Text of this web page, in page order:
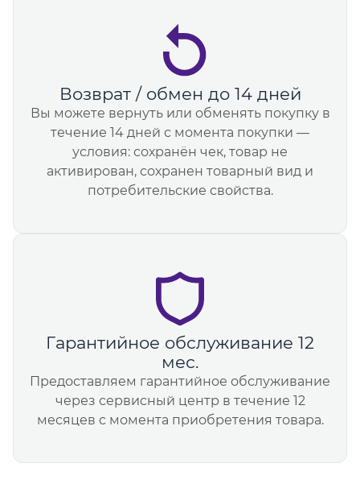
Возврат / обмен до 14 дней
Вы можете вернуть или обменять покупку в
течение 14 дней с момента покупки —
условия: сохранён чек, товар не
активирован, сохранен товарный вид и
потребительские свойства.
Гарантийное обслуживание 12
мес.
Предоставляем гарантийное обслуживание
через сервисный центр в течение 12
месяцев с момента приобретения товара.